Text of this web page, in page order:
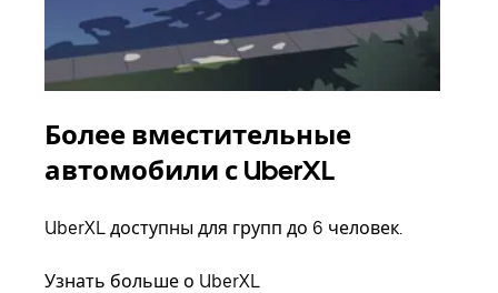
Более вместительные
автомобили с UberXL
UberXL доступны для групп до 6 человек.
Узнать больше о UberXL